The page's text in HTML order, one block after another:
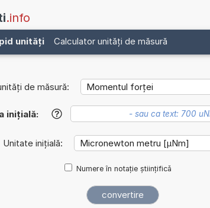
.info
unități Calculator unități de măsură
de măsură:
inițială: ?
Unitate inițială:
Numere în notație științifică